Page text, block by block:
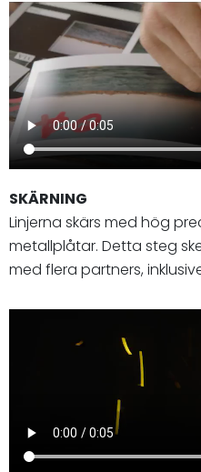
SKÄRNING
Linjerna skärs med hög
metallplåtar. Detta steg
med flera partners,